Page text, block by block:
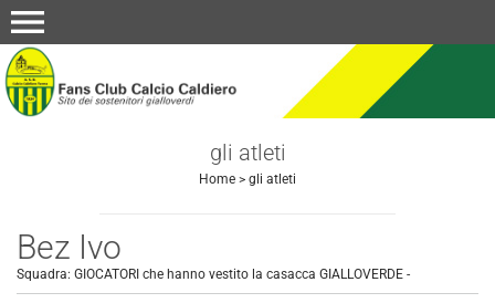
menu
gli atleti
Home > gli atleti
Bez Ivo
Squadra: GIOCATORI che hanno vestito la casacca GIALLOVERDE -